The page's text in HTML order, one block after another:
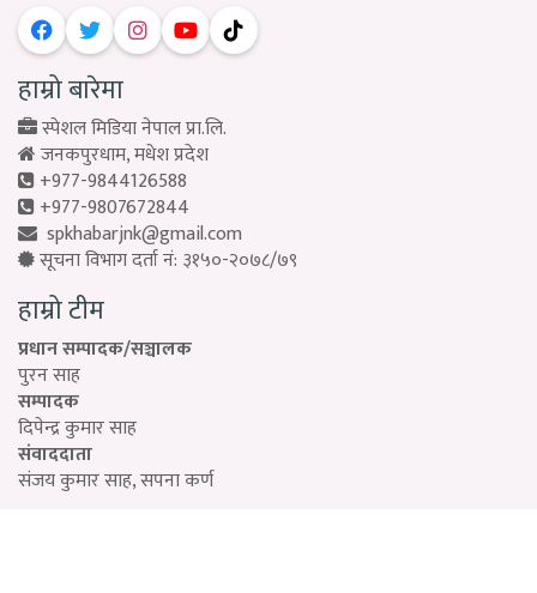
हाम्रो बारेमा
स्पेशल मिडिया नेपाल प्रा.लि.
जनकपुरधाम, मधेश प्रदेश
+977-9844126588
+977-9807672844
spkhabarjnk@gmail.com
सूचना विभाग दर्ता नं: ३१५०-२०७८/७९
हाम्रो टीम
प्रधान सम्पादक/सञ्चालक
पुरन साह
सम्पादक
दिपेन्द्र कुमार साह
संवाददाता
संजय कुमार साह, सपना कर्ण